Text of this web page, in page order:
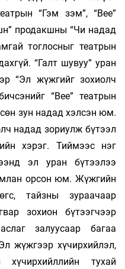
“Гэм зэм”, “Bee”
продакшны “Чи надад
тоглосныг театрын
“Галт шувуу” уран
“Эл жүжгийг зохиолч
“Bee” театрын
зун надад хэлсэн юм.
надад зориулж бүтээл
хэрэг. Тиймээс нэг
эл уран бүтээлээ
орсон юм. Жүжгийн
тайзны зураачаар
зохион бүтээгчээр
залуусаар багаа
жүжгээр хүчирхийлэл,
тухай